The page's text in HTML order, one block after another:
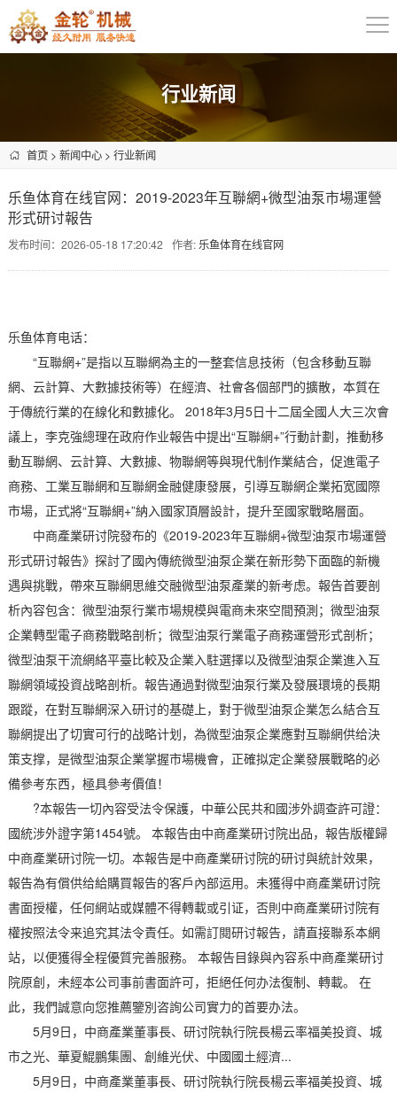
行业新闻
首页> 新闻中心> 行业新闻
乐鱼体育在线官网：2019-2023年互聯網+微型油泵市場運營
形式研讨報告
发布时间：2026-05-18 17:20:42 作者: 乐鱼体育在线官网
乐鱼体育电话：
“互聯網+”是指以互聯網為主的一整套信息技術（包含移動互聯
網、云計算、大數據技術等）在經濟、社會各個部門的擴散，本質在
于傳統行業的在線化和數據化。 2018年3月5日十二屆全國人大三次會
議上，李克強總理在政府作业報告中提出“互聯網+”行動計劃，推動移
動互聯網、云計算、大數據、物聯網等與現代制作業結合，促進電子
商務、工業互聯網和互聯網金融健康發展，引導互聯網企業拓宽國際
市場，正式將“互聯網+”納入國家頂層設計，提升至國家戰略層面。
中商產業研讨院發布的《2019-2023年互聯網+微型油泵市場運營
形式研讨報告》探討了國內傳統微型油泵企業在新形勢下面臨的新機
遇與挑戰，帶來互聯網思維交融微型油泵產業的新考虑。報告首要剖
析內容包含：微型油泵行業市場規模與電商未來空間預測；微型油泵
企業轉型電子商務戰略剖析；微型油泵行業電子商務運營形式剖析；
微型油泵干流網絡平臺比較及企業入駐選擇以及微型油泵企業進入互
聯網領域投資战略剖析。報告通過對微型油泵行業及發展環境的長期
跟蹤，在對互聯網深入研讨的基礎上，對于微型油泵企業怎么結合互
聯網提出了切實可行的战略计划，為微型油泵企業應對互聯網供给決
策支撑，是微型油泵企業掌握市場機會，正確拟定企業發展戰略的必
備參考东西，極具參考價值！
?本報告一切內容受法令保護，中華公民共和國涉外調查許可證：
國統涉外證字第1454號。 本報告由中商產業研讨院出品，報告版權歸
中商產業研讨院一切。本報告是中商產業研讨院的研讨與統計效果，
報告為有償供给給購買報告的客戶內部运用。未獲得中商產業研讨院
書面授權，任何網站或媒體不得轉載或引证，否則中商產業研讨院有
權按照法令来追究其法令責任。如需訂閱研讨報告，請直接聯系本網
站，以便獲得全程優質完善服務。 本報告目錄與內容系中商產業研讨
院原創，未經本公司事前書面許可，拒絕任何办法復制、轉載。 在
此，我們誠意向您推薦鑒別咨詢公司實力的首要办法。
5月9日，中商產業董事長、研讨院執行院長楊云率福美投資、城
市之光、華夏鯤鵬集團、創維光伏、中國國土經濟...
5月9日，中商產業董事長、研讨院執行院長楊云率福美投資、城